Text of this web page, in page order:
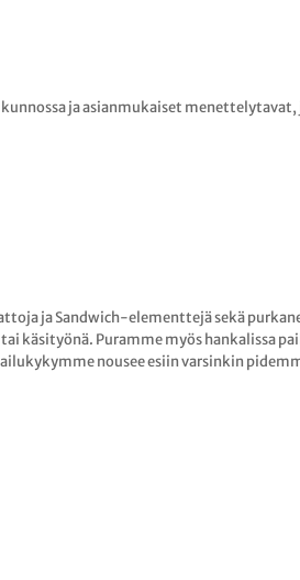
ja asianmukaiset menettelytavat,
ja Sandwich-elementtejä sekä
Puramme myös hankalissa
nousee esiin varsinkin